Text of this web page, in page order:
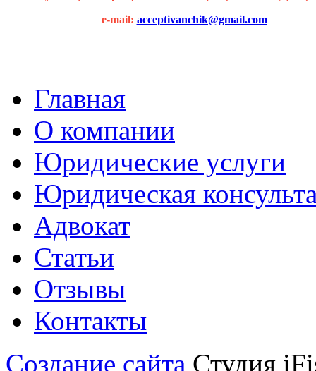
e-mail: acceptivanchik@gmail.com
Главная
О компании
Юридические услуги
Юридическая
Адвокат
Статьи
Отзывы
Контакты
Создание сайта Студия